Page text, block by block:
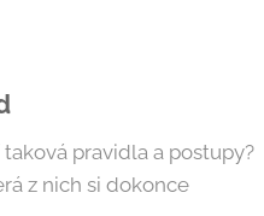
pravidla a postupy?
z nich si dokonce